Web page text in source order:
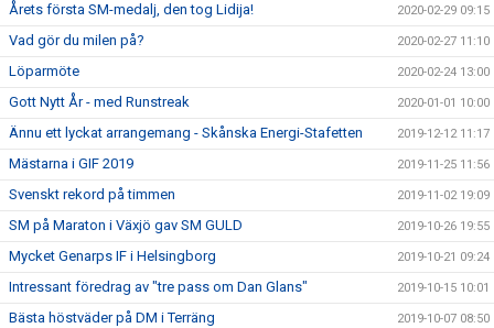
Årets första SM-medalj, den tog Lidija! 2020-02-29 09:15
Vad gör du milen på? 2020-02-27 11:10
Löparmöte 2020-02-24 13:00
Gott Nytt År - med Runstreak 2020-01-01 10:00
Ännu ett lyckat arrangemang - Skånska Energi-Stafetten 2019-12-12 11:17
Mästarna i GIF 2019 2019-11-25 11:56
Svenskt rekord på timmen 2019-11-02 19:09
SM på Maraton i Växjö gav SM GULD 2019-10-26 19:55
Mycket Genarps IF i Helsingborg 2019-10-21 09:24
Intressant föredrag av "tre pass om Dan Glans" 2019-10-15 10:01
Bästa höstväder på DM i Terräng 2019-10-07 08:50